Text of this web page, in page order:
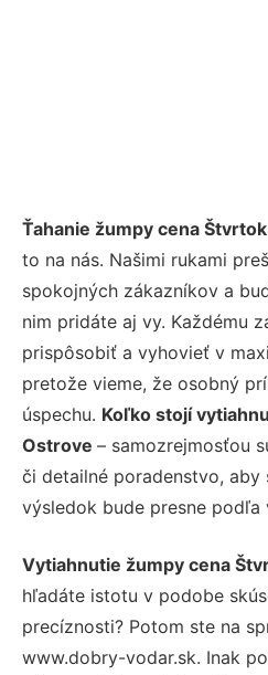
Ťahanie žumpy cena
to na nás. Našimi rukami
spokojných zákazníkov a
nim pridáte aj vy. Každému
prispôsobiť a vyhovieť v
pretože vieme, že osobný
úspechu. Koľko stojí
Ostrove – samozrejmosťou
či detailné poradenstvo, aby
výsledok bude presne podľa
Vytiahnutie žumpy cena
hľadáte istotu v podobe
precíznosti? Potom ste na
www.dobry-vodar.sk. Inak